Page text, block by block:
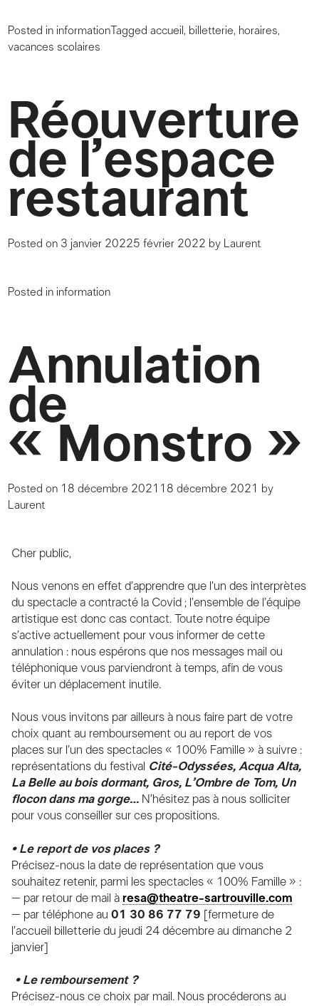
Posted ininformationTaggedaccueil , billetterie, horaires,
vacances scolaires
Réouverture
de l’espace
restaurant
Posted on 3 janvier 20225 février 2022 by Laurent
Posted ininformation
Annulation
de
« Monstro »
Posted on 18 décembre 2021 18 décembre 2021
by
Laurent
Cher public,
Nous venons en effet d’apprendre que l’un des interprètes
du spectacle a contracté la Covid ; l’ensemble de l’équipe
artistique est donc cas contact. Toute notre équipe
s’active actuellement pour vous informer de cette
annulation : nous espérons que nos messages mail ou
téléphonique vous parviendront à temps, afin de vous
éviter un déplacement inutile.
Nous vous invitons par ailleurs à nous faire part de votre
choix quant au remboursement ou au report de vos
places sur l’un des spectacles « 100% Famille » à suivre :
représentations du festival Cité-Odyssées, Acqua Alta,
La Belle au bois dormant, Gros, L’Ombre de Tom, Un
flocon dans ma gorge… N’hésitez pas à nous solliciter
pour vous conseiller sur ces propositions.
• Le report de vos places ?
Précisez-nous la date de représentation que vous
souhaitez retenir, parmi les spectacles « 100% Famille » :
– par retour de mail àresa@theatre-sartrouville.com
– par téléphone au 01 30 86 77 79 [fermeture de
l’accueil billetterie du jeudi 24 décembre au dimanche 2
janvier]
• Le remboursement ?
Précisez-nous ce choix par mail. Nous procéderons au